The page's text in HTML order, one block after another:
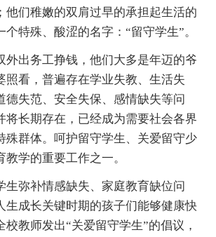
他们稚嫩的双肩过早的承担起生活的
特殊、酸涩的名字：“留守学生”。
出务工挣钱，他们大多是年迈的爷
照看，普遍存在学业失教、生活失
德失范、安全失保、感情缺失等问
将长期存在，已经成为需要社会各界
殊群体。呵护留守学生、关爱留守少
学的重要工作之一。
弥补情感缺失、家庭教育缺位问
生成长关键时期的孩子们能够健康快
校教师发出“关爱留守学生”的倡议，